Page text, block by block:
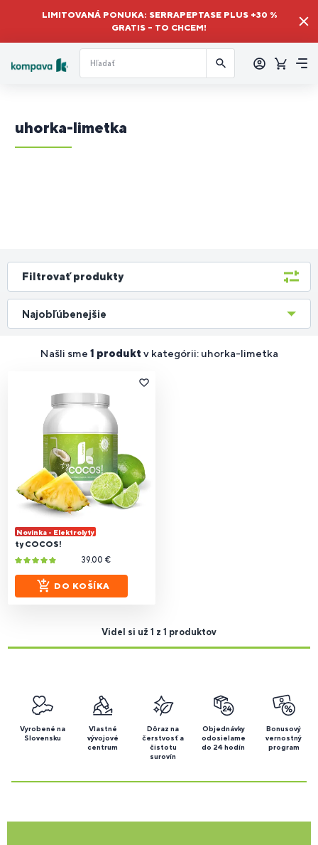
LIMITOVANÁ PONUKA: SERRAPEPTASE PLUS +30 %
GRATIS – TO CHCEM!
sa
Košík
uhorka-limetka
Filtrovať produkty
Našli sme 1 produkt v kategórii: uhorka-limetka
Najobľúbenejšie
Novinka - Elektrolyty
ty COCOS!
39.00 €
DO KOŠÍKA
Videl si už 1 z 1 produktov
Vyrobené na
Slovensku
Vlastné
vývojové
centrum
Dôraz na
čerstvosť a
čistotu
surovín
Objednávky
odosielame
do 24 hodín
Bonusový
vernostný
program